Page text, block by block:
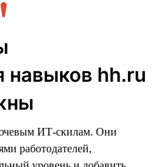
навыков hh.ru
ИТ-скилам. Они
работодателей,